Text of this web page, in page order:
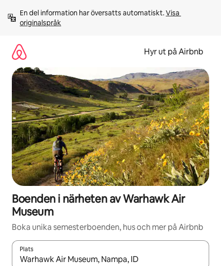
innehåll
En del information har översatts automatiskt. Visa
originalspråk
Hyr ut på Airbnb
Boenden i närheten av Warhawk Air
Museum
Boka unika semesterboenden, hus och mer på Airbnb
Plats
När resultaten är tillgängliga kan du navigera med upp- och